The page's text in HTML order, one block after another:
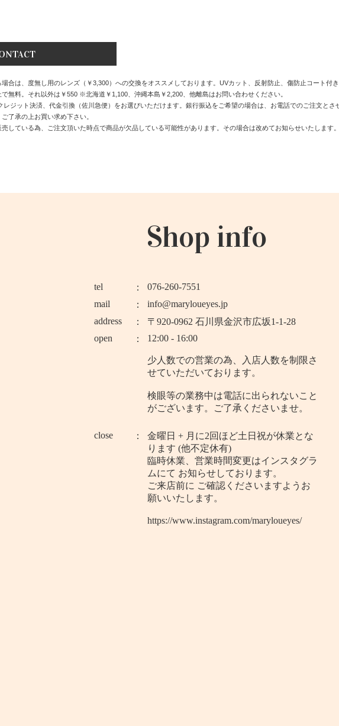
合は、度無し用のレンズ（￥3,300）への交換をオススメしております。UVカット、反射防止、傷防止コート付き
無料。それ以外は￥550 ※北海道￥1,100、沖縄本島￥2,200、他離島はお問い合わせください。
レジット決済、代金引換（佐川急便）をお選びいただけます。銀行振込をご希望の場合は、お電話でのご注文とさ
了承の上お買い求め下さい。
している為、ご注文頂いた時点で商品が欠品している可能性があります。その場合は改めてお知らせいたします。
Shop info
tel
076-260-7551
mail
info@maryloueyes.jp
address
〒920-0962 石川県金沢市広坂1-1-28
open
12:00 - 16:00
少人数での営業の為、入店人数を制限さ
せていただいております。
検眼等の業務中は電話に出られないこと
がございます。ご了承くださいませ。
close
金曜日 + 月に2回ほど土日祝が休業とな
ります (他不定休有)
臨時休業、営業時間変更はインスタグラ
ムにて お知らせしております。
ご来店前に ご確認くださいますようお
願いいたします。
https://www.instagram.com/maryloueyes/